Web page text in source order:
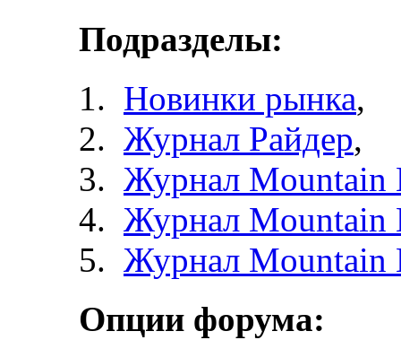
Подразделы:
Новинки рынка,
Журнал Райдер,
Журнал Mountain
Журнал Mountain
Журнал Mountain
Опции форума: